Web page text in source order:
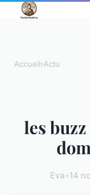
Accueil›Actu
les
Eva•14